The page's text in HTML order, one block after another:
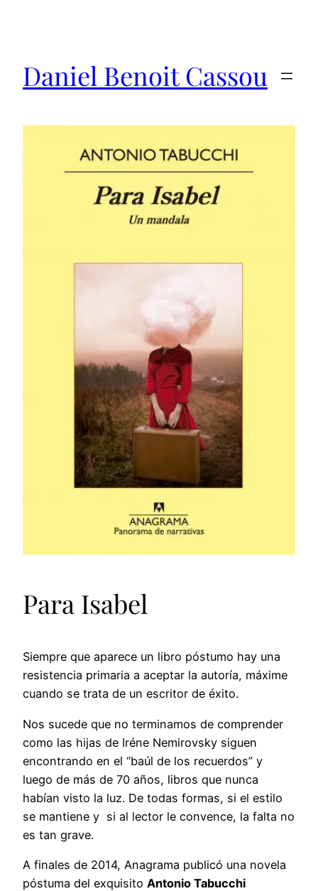
Daniel Benoit Cassou
Para Isabel
Siempre que aparece un libro póstumo hay una
resistencia primaria a aceptar la autoría, máxime
cuando se trata de un escritor de éxito.
Nos sucede que no terminamos de comprender
como las hijas de Iréne Nemirovsky siguen
encontrando en el “baúl de los recuerdos” y
luego de más de 70 años, libros que nunca
habían visto la luz. De todas formas, si el estilo
se mantiene y si al lector le convence, la falta no
es tan grave.
A finales de 2014, Anagrama publicó una novela
póstuma del exquisito Antonio Tabucchi